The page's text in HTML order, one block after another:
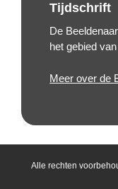
Tijdschrift
De
het gebied
Meer over de
Alle rechten